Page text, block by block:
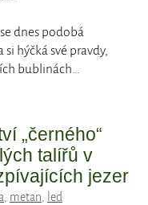
dnes podobá
si hýčká své pravdy,
bublinách…
„černého“
talířů v
jezer
, metan, led